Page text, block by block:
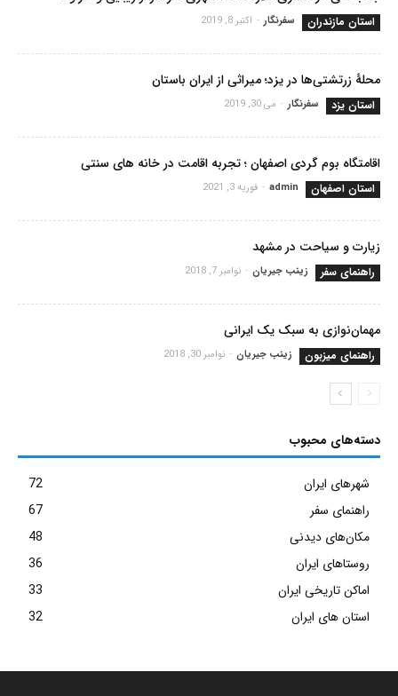
استان مازندران سفرنگار - اکتبر 8, 2019
محلۀ زرتشتی‌ها در یزد؛ میراثی از ایران باستان
استان یزد سفرنگار - می 30, 2019
اقامتگاه بوم گردی اصفهان ؛ تجربه اقامت در خانه های سنتی
استان اصفهان admin
- فوریه 3, 2021
زیارت و سیاحت در مشهد
راهنمای سفر زینب جیریان - نوامبر 7, 2018
مهمان‌نوازی به سبک یک ایرانی
راهنمای میزبون زینب جیریان - نوامبر 30, 2018
دسته‌های محبوب
شهرهای ایران
72
راهنمای سفر
67
مکان‌های دیدنی
48
روستاهای ایران
36
اماکن تاریخی ایران
33
استان های ایران
32